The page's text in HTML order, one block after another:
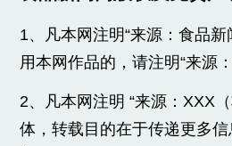
1、凡本网注明“来源：食品
用本网作品的，请注明“来源
2、凡本网注明 “来源：XXX
体，转载目的在于传递更多